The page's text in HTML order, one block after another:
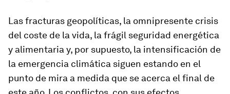
Las fracturas geopolíticas, la omnipresente crisis
del coste de la vida, la frágil seguridad energética
y alimentaria y, por supuesto, la intensificación de
la emergencia climática siguen estando en el
punto de mira a medida que se acerca el final de